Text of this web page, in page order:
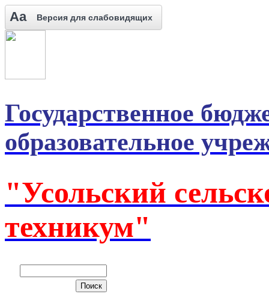
Aa Версия для слабовидящих
Государственное
образовательное
"Усольский
техникум"